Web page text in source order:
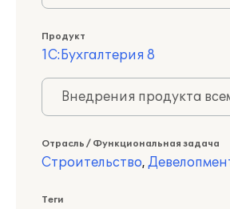
Продукт
1С:Бухгалтерия 8
Внедрения продукта
Отрасль / Функциональная задача
Строительство,
Теги